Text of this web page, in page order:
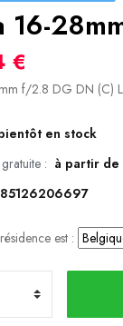
16-
€
f/2.8 DG DN (C)
en stock
: à partir de
85126206697
est :